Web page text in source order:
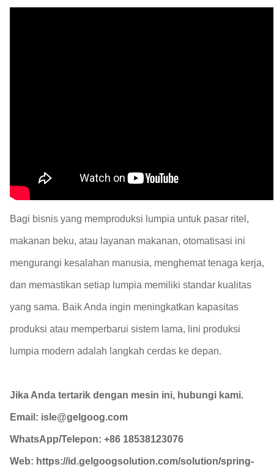
Bagi bisnis yang memproduksi lumpia untuk pasar ritel,
makanan beku, atau layanan makanan, otomatisasi ini
mengurangi kesalahan manusia, menghemat tenaga kerja,
dan memastikan setiap lumpia memiliki standar kualitas
yang sama. Baik Anda ingin meningkatkan kapasitas
produksi atau memperbarui sistem lama, lini produksi
lumpia modern adalah langkah cerdas ke depan.
Jika Anda tertarik dengan mesin ini, hubungi kami.
Email: isle@gelgoog.com
WhatsApp/Telepon: +86 18538123076
Web: https://id.gelgoogsolution.com/solution/spring-